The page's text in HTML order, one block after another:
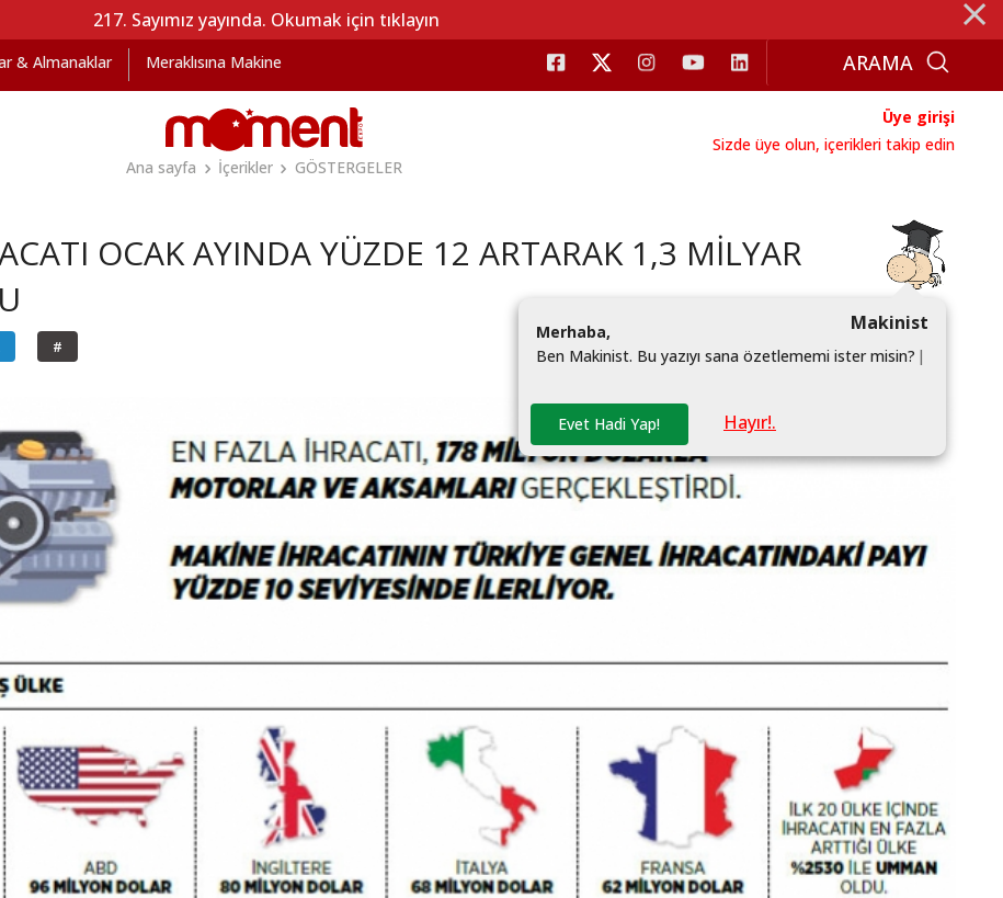
217. Sayımız yayında. Okumak için tıklayın ⨯
& Almanaklar Meraklısına Makine
Üye girişi
Sizde üye olun, içerikleri takip edin
Ana sayfa
İçerikler GÖSTERGELER
OCAK AYINDA YÜZDE 12 ARTARAK 1,3 MİLYAR
#
Makinist
Merhaba,
Ben Makinist. Bu yazıyı sana özetlememi ister misin? |
Evet Hadi Yap! Hayır!.